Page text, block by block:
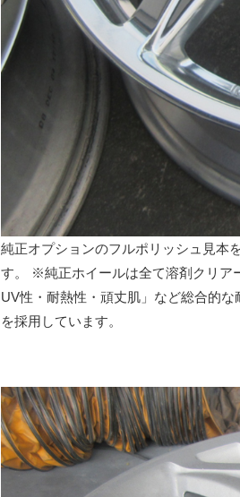
純正オプションのフルポリッシュ見本
す。 ※純正ホイールは全て溶剤クリア
UV性・耐熱性・頑丈肌」など総合的
を採用しています。